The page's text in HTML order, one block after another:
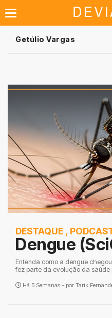
Getúlio Vargas
DESTAQUE ,
Dengue
Entenda como a dengue
fez parte da evolução da saúde
Há 5 Semanas - por Tarik